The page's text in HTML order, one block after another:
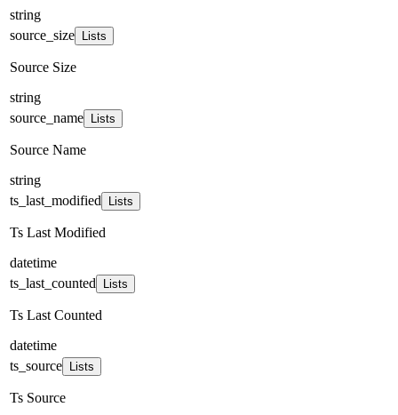
string
source_size
Lists
Source Size
string
source_name
Lists
Source Name
string
ts_last_modified
Lists
Ts Last Modified
datetime
ts_last_counted
Lists
Ts Last Counted
datetime
ts_source
Lists
Ts Source